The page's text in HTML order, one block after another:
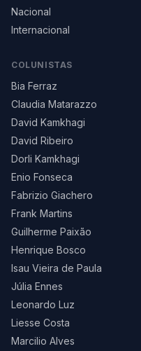
Nacional
Internacional
COLUNISTAS
Bia Ferraz
Claudia Matarazzo
David Kamkhagi
David Ribeiro
Dorli Kamkhagi
Enio Fonseca
Fabrizio Giachero
Frank Martins
Guilherme Paixão
Henrique Bosco
Isau Vieira de Paula
Júlia Ennes
Leonardo Luz
Liesse Costa
Marcilio Alves